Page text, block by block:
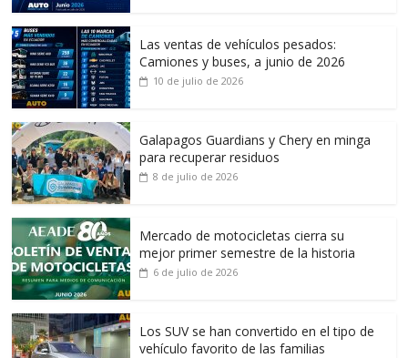
Las ventas de vehículos pesados:
Camiones y buses, a junio de 2026
10 de julio de 2026
Galapagos Guardians y Chery en minga
para recuperar residuos
8 de julio de 2026
Mercado de motocicletas cierra su
mejor primer semestre de la historia
6 de julio de 2026
Los SUV se han convertido en el tipo de
vehículo favorito de las familias